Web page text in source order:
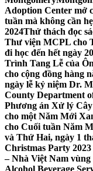
Adoption Center mở
tuần mà không cần
2024Thử thách đọc
Thư viện MCPL cho
đi học đến hết ngày
Trình Tang Lễ của
cho cộng đồng hàng
ngày lễ kỷ niệm Dr.
County Department
Phương án Xử lý
cho một Năm Mới
cho Cuối tuần Năm
và Thứ Hai, ngày 1
Christmas Party
– Nhà Việt Nam
Alcohol Beverage